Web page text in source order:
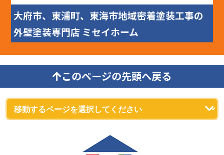
大府市、東浦町、東海市地域密着塗装工事の
外壁塗装専門店 ミセイホーム
このページの先頭へ戻る